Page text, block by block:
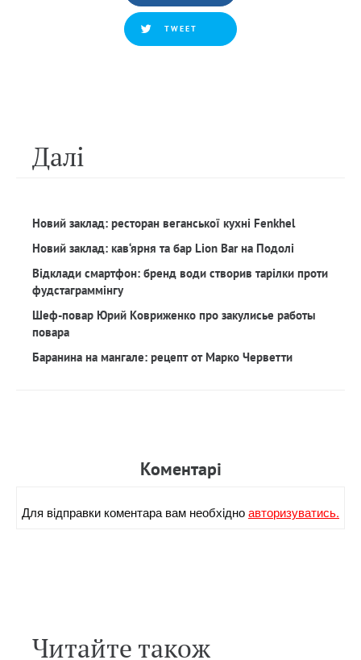
TWEET
Далi
Новий заклад: ресторан веганської кухні Fenkhel
Новий заклад: кав‘ярня та бар Lion Bar на Подолі
Відклади смартфон: бренд води створив тарілки проти
фудстаграммінгу
Шеф-повар Юрий Ковриженко про закулисье работы
повара
Баранина на мангале: рецепт от Марко Черветти
Коментарi
Для вiдправки коментара вам необхiдноавторизуватись.
Читайте також